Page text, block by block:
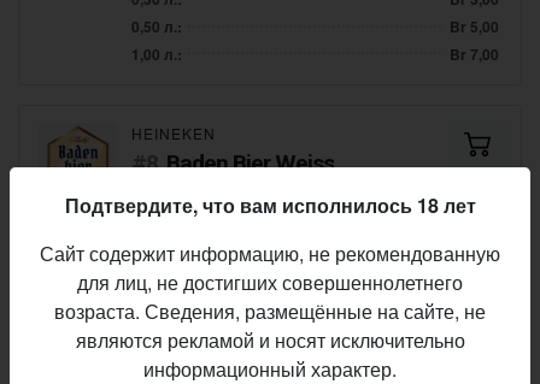
0,50 л.:
Br 5,00
1,00 л.:
Br 7,00
HEINEKEN
Baden Bier Weiss
0,50 л.:
Br 5,50
1,00 л.:
Br 11,00
ČESKY LEV
Подтвердите, что вам исполнилось 18 лет
Сайт содержит информацию, не рекомендованную
для лиц, не достигших совершеннолетнего
возраста. Сведения, размещённые на сайте, не
являются рекламой и носят исключительно
информационный характер.